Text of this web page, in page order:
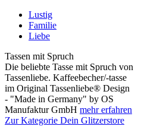
Lustig
Familie
Liebe
Tassen mit Spruch
Die beliebte Tasse mit Spruch von
Tassenliebe. Kaffeebecher/-tasse
im Original Tassenliebe® Design
- "Made in Germany" by OS
Manufaktur GmbH mehr erfahren
Zur Kategorie Dein Glitzerstore